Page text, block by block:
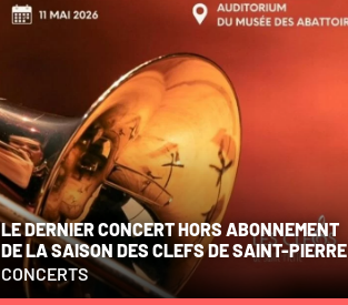
LE DERNIER CONCERT HORS ABONNEMENT
DE LA SAISON DES CLEFS DE SAINT-PIERRE
CONCERTS